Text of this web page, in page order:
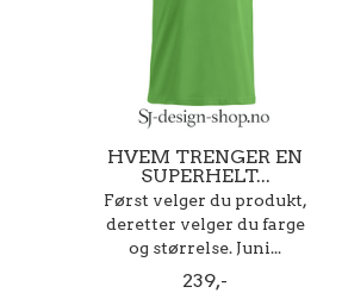
HVEM TRENGER EN
SUPERHELT...
Først velger du produkt,
deretter velger du farge
og størrelse. Juni...
239,-